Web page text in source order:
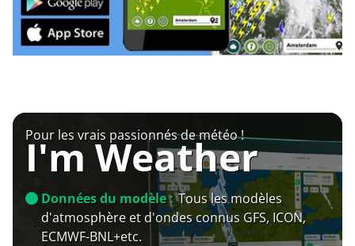
Pour les vrais passionnés de météo !
I'm Weather
Données du modèle : Tous les modèles
d'atmosphère et d'ondes connus GFS, ICON,
ECMWF-BNL+etc.